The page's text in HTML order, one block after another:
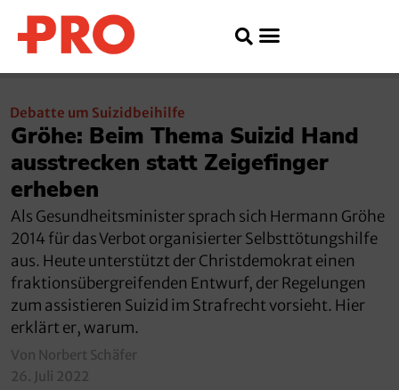
Debatte um Suizidbeihilfe
Gröhe: Beim Thema Suizid Hand
ausstrecken statt Zeigefinger
erheben
Als Gesundheitsminister sprach sich Hermann Gröhe
2014 für das Verbot organisierter Selbsttötungshilfe
aus. Heute unterstützt der Christdemokrat einen
fraktionsübergreifenden Entwurf, der Regelungen
zum assistieren Suizid im Strafrecht vorsieht. Hier
erklärt er, warum.
Von Norbert Schäfer
26. Juli 2022